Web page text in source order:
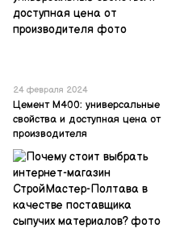
24 февраля 2024
Цемент М400: универсальные
свойства и доступная цена от
производителя